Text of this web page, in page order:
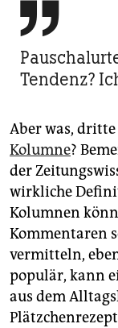

Tendenz?
Aber was,
Kolumne?
der
wirkliche
Kolumnen
Kommentaren
vermitteln,
populär, kann
aus dem